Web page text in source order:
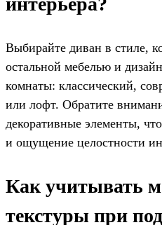
Выбирайте диван в стиле,
остальной мебелью и
комнаты: классический,
или лофт. Обратите
декоративные элементы,
и ощущение целостности
Как учитывать
текстуры при